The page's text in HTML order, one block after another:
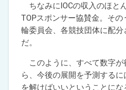
ちなみにIOCの収入のほと
TOPスポンサー協賛金。そ
輪委員会、各競技団体に配分
だ。
このように、すべて数字が
ら、今後の展開を予測する
を解けばいいということにな